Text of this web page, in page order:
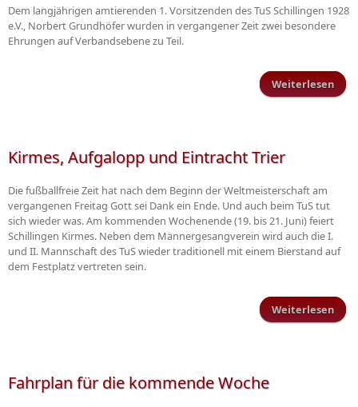
Dem langjährigen amtierenden 1. Vorsitzenden des TuS Schillingen 1928
e.V., Norbert Grundhöfer wurden in vergangener Zeit zwei besondere
Ehrungen auf Verbandsebene zu Teil.
Weiterlesen
Kirmes, Aufgalopp und Eintracht Trier
Die fußballfreie Zeit hat nach dem Beginn der Weltmeisterschaft am
vergangenen Freitag Gott sei Dank ein Ende. Und auch beim TuS tut
sich wieder was. Am kommenden Wochenende (19. bis 21. Juni) feiert
Schillingen Kirmes. Neben dem Männergesangverein wird auch die I.
und II. Mannschaft des TuS wieder traditionell mit einem Bierstand auf
dem Festplatz vertreten sein.
Weiterlesen
Fahrplan für die kommende Woche